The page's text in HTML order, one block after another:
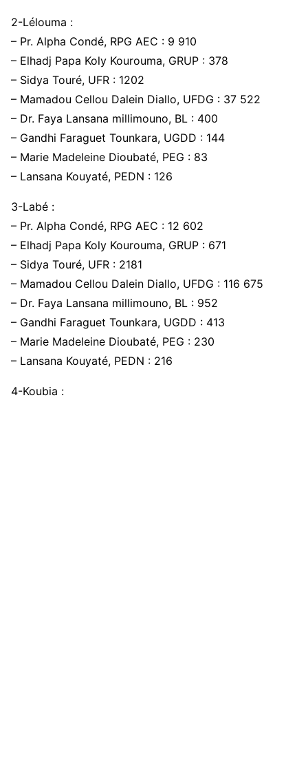
2-Lélouma :
– Pr. Alpha Condé, RPG AEC : 9 910
– Elhadj Papa Koly Kourouma, GRUP : 378
– Sidya Touré, UFR : 1202
– Mamadou Cellou Dalein Diallo, UFDG : 37 522
– Dr. Faya Lansana millimouno, BL : 400
– Gandhi Faraguet Tounkara, UGDD : 144
– Marie Madeleine Dioubaté, PEG : 83
– Lansana Kouyaté, PEDN : 126
3-Labé :
– Pr. Alpha Condé, RPG AEC : 12 602
– Elhadj Papa Koly Kourouma, GRUP : 671
– Sidya Touré, UFR : 2181
– Mamadou Cellou Dalein Diallo, UFDG : 116 675
– Dr. Faya Lansana millimouno, BL : 952
– Gandhi Faraguet Tounkara, UGDD : 413
– Marie Madeleine Dioubaté, PEG : 230
– Lansana Kouyaté, PEDN : 216
4-Koubia :